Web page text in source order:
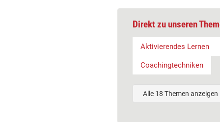
Direkt zu unseren
Aktivierendes Lernen
Coachingtechniken
Alle 18 Themen anzeigen